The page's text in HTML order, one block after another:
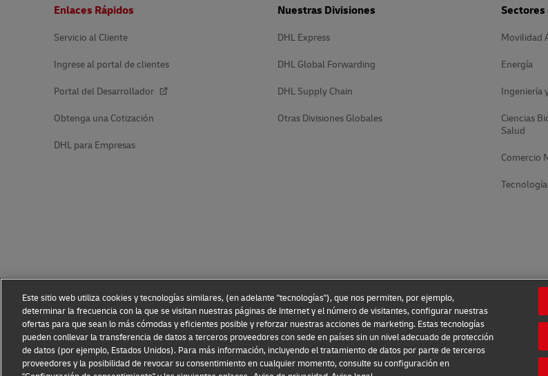
Enlaces Rápidos
Servicio al Cliente
Ingrese al portal de clientes
Portal del Desarrollador
Obtenga una Cotización
DHL para Empresas
Nuestras Divisiones
DHL Express
DHL Global Forwarding
DHL Supply Chain
Otras Divisiones Globales
Sectores
Movilidad
Energía
Ingeniería
Ciencias
Salud
Comercio
Tecnología
Este sitio web utiliza cookies y tecnologías similares, (en adelante "tecnologías"), que nos permiten, por ejemplo,
determinar la frecuencia con la que se visitan nuestras páginas de Internet y el número de visitantes, configurar nuestras
ofertas para que sean lo más cómodas y eficientes posible y reforzar nuestras acciones de marketing. Estas tecnologías
pueden conllevar la transferencia de datos a terceros proveedores con sede en países sin un nivel adecuado de protección
de datos (por ejemplo, Estados Unidos). Para más información, incluyendo el tratamiento de datos por parte de terceros
proveedores y la posibilidad de revocar su consentimiento en cualquier momento, consulte su configuración en